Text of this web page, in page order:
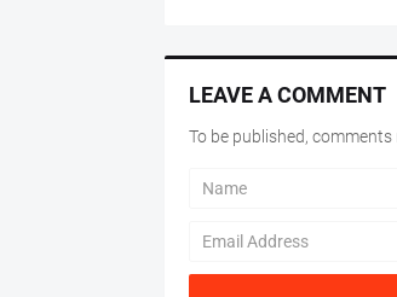
LEAVE A COMMENT
To be published,